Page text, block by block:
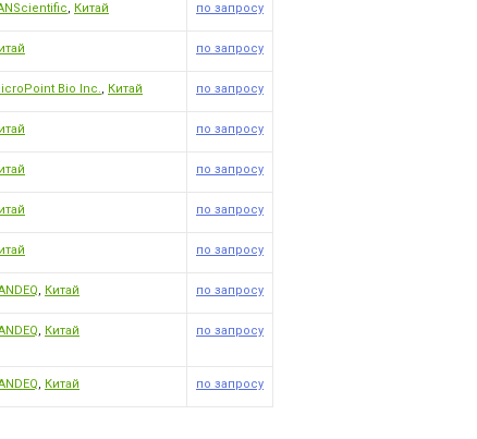
, Китай по запросу
по запросу
Bio Inc., Китай по запросу
по запросу
по запросу
по запросу
по запросу
, Китай по запросу
, Китай по запросу
, Китай по запросу